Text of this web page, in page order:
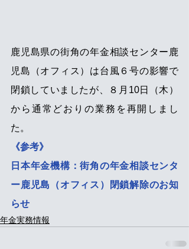
鹿児島県の街角の年金相談センター鹿
児島（オフィス）は台風６号の影響で
閉鎖していましたが、８月10日（木）
から通常どおりの業務を再開しまし
た。
《参考》
日本年金機構：街角の年金相談センタ
ー鹿児島（オフィス）閉鎖解除のお知
らせ
年金実務情報